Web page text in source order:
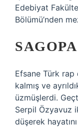
Edebiyat
Bölümü’nden
Efsane Türk rap
kalmış ve
üzmüşlerdi.
Serpil Özyavuz
düşerek